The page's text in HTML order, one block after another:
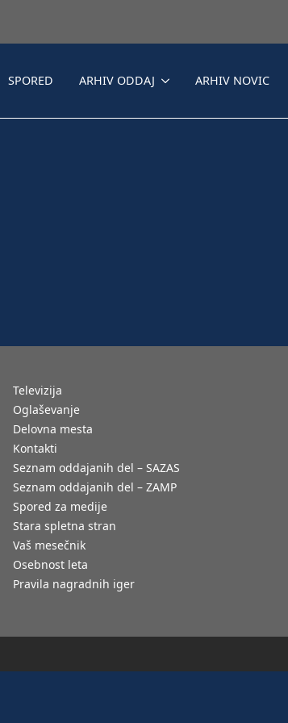
SPORED ARHIV ODDAJ ARHIV NOVIC
Televizija
Oglaševanje
Delovna mesta
Kontakti
Seznam oddajanih del – SAZAS
Seznam oddajanih del – ZAMP
Spored za medije
Stara spletna stran
Vaš mesečnik
Osebnost leta
Pravila nagradnih iger